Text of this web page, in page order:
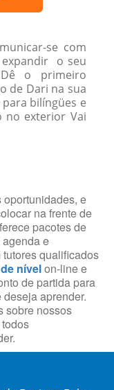
se com
o seu
Dê o primeiro
de Dari na sua
bilíngües e
no exterior Vai
e
na frente de
pacotes de
e
qualificados
nívelon-line e
de partida para
aprender.
sobre nossos